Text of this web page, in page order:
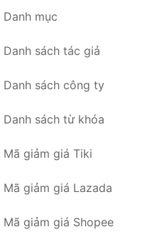
Danh mục
Danh sách tác giả
Danh sách công ty
Danh sách từ khóa
Mã giảm giá Tiki
Mã giảm giá Lazada
Mã giảm giá Shopee